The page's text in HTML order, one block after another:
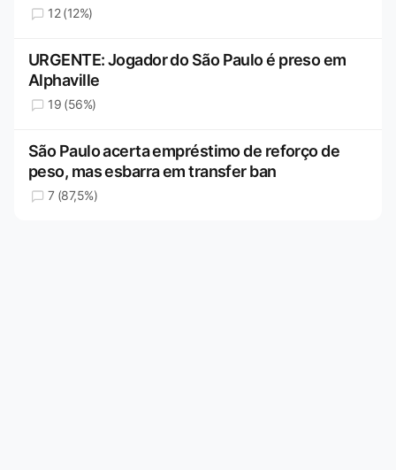
12 (12%)
URGENTE: Jogador do São Paulo é preso em
Alphaville
19 (56%)
São Paulo acerta empréstimo de reforço de
peso, mas esbarra em transfer ban
7 (87,5%)